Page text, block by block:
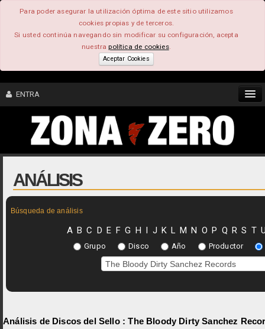
Para poder asegurar la utilización óptima de este sitio utilizamos
cookies propias y de terceros.
Si usted continúa navegando sin modificar su configuración, acepta
nuestrapolítica de cookies.
Aceptar Cookies
ENTRA
CONTENIDO
COMUNIDAD
FEEEDBACK
ANÁLISIS
Búsqueda de análisis
A B C D E F G H I J K L M N O P Q R S T
Grupo Disco Año Productor
Análisis de Discos del Sello :The Bloody Dirty Sanchez